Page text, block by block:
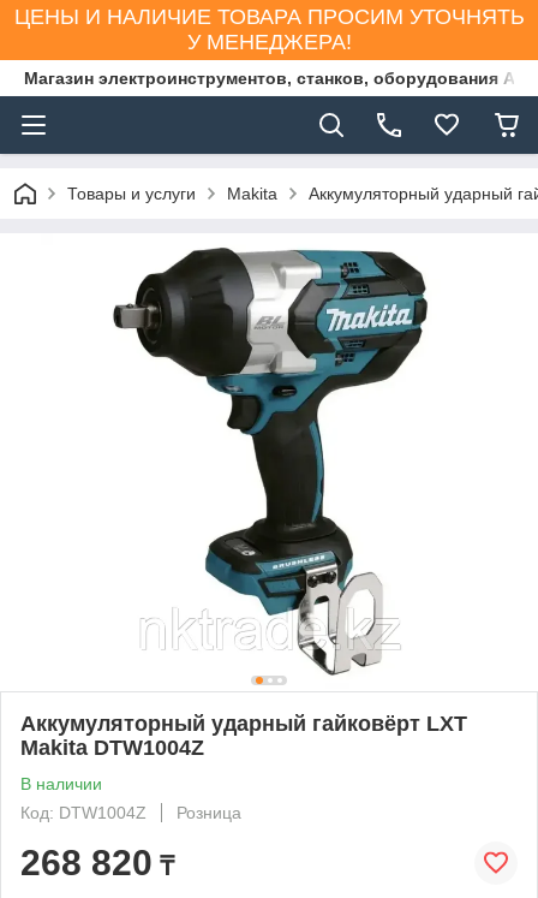
ЦЕНЫ И НАЛИЧИЕ ТОВАРА ПРОСИМ УТОЧНЯТЬ
У МЕНЕДЖЕРА!
Магазин электроинструментов, станков, оборудования
Товары и услуги Makita Аккумуляторный ударный
Аккумуляторный ударный гайковёрт LXT
Makita DTW1004Z
В наличии
Код: DTW1004Z
Розница
268 820 ₸